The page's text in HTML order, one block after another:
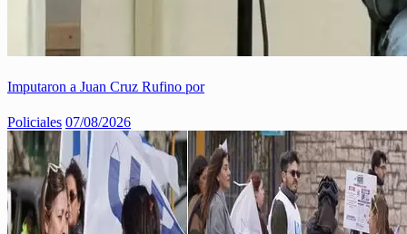
Imputaron a Juan Cruz Rufino por
Policiales 07/08/2026